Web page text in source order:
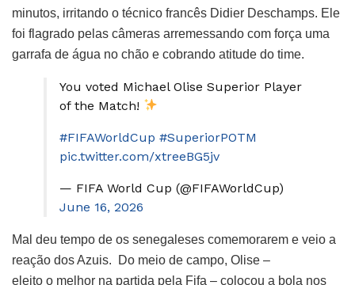
minutos, irritando o técnico francês Didier Deschamps. Ele
foi flagrado pelas câmeras arremessando com força uma
garrafa de água no chão e cobrando atitude do time.
You voted Michael Olise Superior Player
of the Match!
#FIFAWorldCup #SuperiorPOTM
pic.twitter.com/xtreeBG5jv
— FIFA World Cup (@FIFAWorldCup)
June 16, 2026
Mal deu tempo de os senegaleses comemorarem e veio a
reação dos Azuis. Do meio de campo, Olise –
eleito o melhor na partida pela Fifa – colocou a bola nos